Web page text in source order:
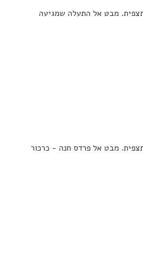
- תצפית. מבט אל התעלה שמגיעה